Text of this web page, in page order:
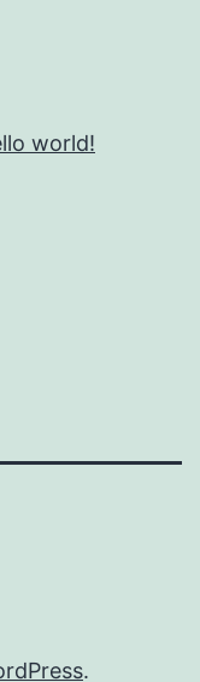
world!
.